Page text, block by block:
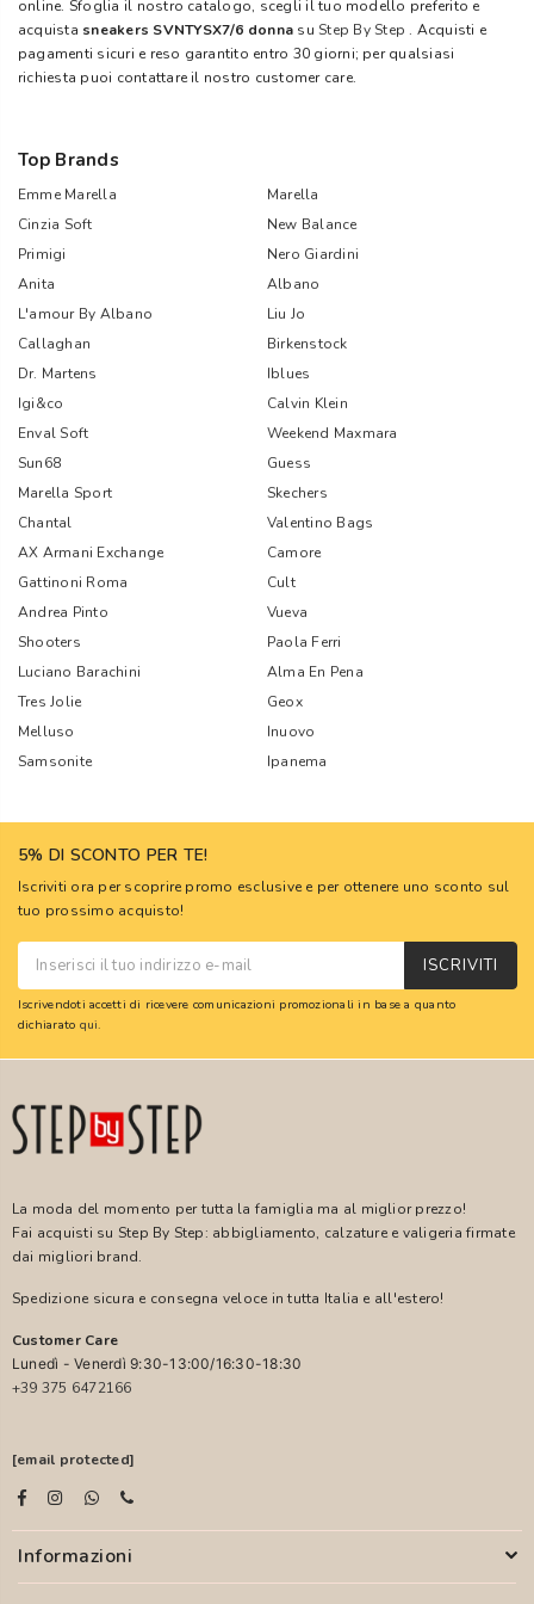
online. Sfoglia il nostro catalogo, scegli il tuo modello preferito e
acquista sneakers SVNTYSX7/6 donna suStep By Step . Acquisti e
pagamenti sicuri e reso garantito entro 30 giorni; per qualsiasi
richiesta puoi contattare il nostro customer care.
Top Brands
Emme Marella
Marella
Cinzia Soft
New Balance
Primigi
Nero Giardini
Anita
Albano
L'amour By Albano
Liu Jo
Callaghan
Birkenstock
Dr. Martens
Iblues
Igi&co
Calvin Klein
Enval Soft
Weekend Maxmara
Sun68
Guess
Marella Sport
Skechers
Chantal
Valentino Bags
AX Armani Exchange
Camore
Gattinoni Roma
Cult
Andrea Pinto
Vueva
Shooters
Paola Ferri
Luciano Barachini
Alma En Pena
Tres Jolie
Geox
Melluso
Inuovo
Samsonite
Ipanema
5% DI SCONTO PER TE!
Iscriviti ora per scoprire promo esclusive e per ottenere uno sconto sul
tuo prossimo acquisto!
ISCRIVITI
Iscrivendoti accetti di ricevere comunicazioni promozionali in base a quanto
dichiarato qui.
La moda del momento per tutta la famiglia ma al miglior prezzo!
Fai acquisti su Step By Step: abbigliamento, calzature e valigeria firmate
dai migliori brand.
Spedizione sicura e consegna veloce in tutta Italia e all'estero!
Customer Care
Lunedì - Venerdì 9:30-13:00/16:30-18:30
+39 375 6472166
[email protected]
Informazioni